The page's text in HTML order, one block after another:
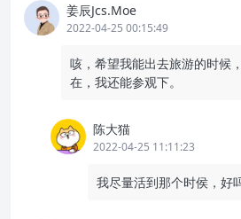
姜辰Jcs.Moe
2022-04-25 00:15:49
咳，希望我能出去旅游的时候
在，我还能参观下。
陈大猫
2022-04-25 11:11:23
我尽量活到那个时侯，好